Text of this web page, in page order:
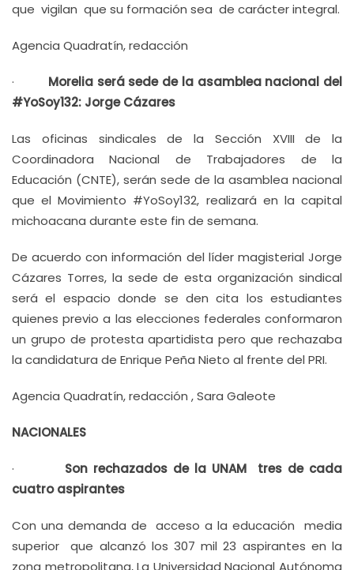
que vigilan que su formación sea de carácter integral.
Agencia Quadratín, redacción
· Morelia será sede de la asamblea nacional del
#YoSoy132: Jorge Cázares
Las oficinas sindicales de la Sección XVIII de la
Coordinadora Nacional de Trabajadores de la
Educación (CNTE), serán sede de la asamblea nacional
que el Movimiento #YoSoy132, realizará en la capital
michoacana durante este fin de semana.
De acuerdo con información del líder magisterial Jorge
Cázares Torres, la sede de esta organización sindical
será el espacio donde se den cita los estudiantes
quienes previo a las elecciones federales conformaron
un grupo de protesta apartidista pero que rechazaba
la candidatura de Enrique Peña Nieto al frente del PRI.
Agencia Quadratín, redacción , Sara Galeote
NACIONALES
· Son rechazados de la UNAM tres de cada
cuatro aspirantes
Con una demanda de acceso a la educación media
superior que alcanzó los 307 mil 23 aspirantes en la
zona metropolitana, La Universidad Nacional Autónoma